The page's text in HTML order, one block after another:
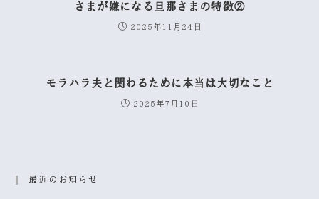
さまが嫌になる旦那さまの特徴②
2025年11月24日
モラハラ夫と関わるために本当は大切なこと
2025年7月10日
最近のお知らせ